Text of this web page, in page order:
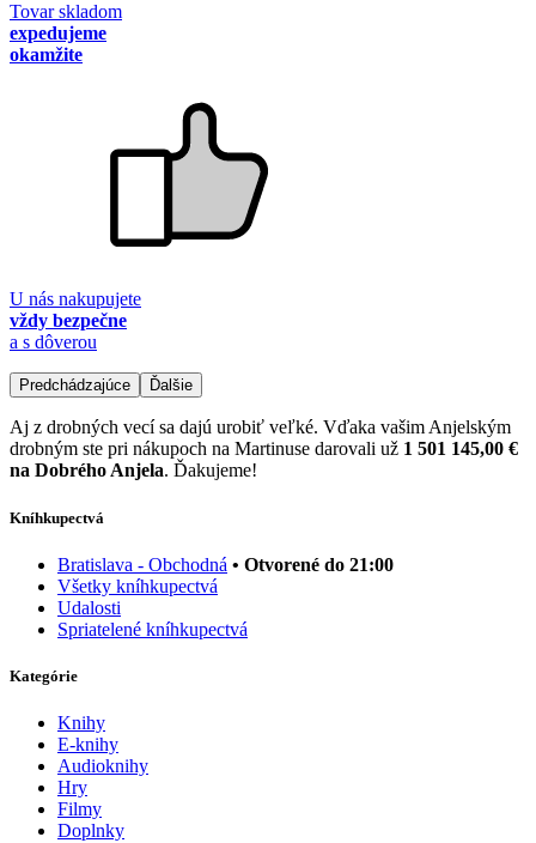
Tovar skladom
expedujeme
okamžite
U nás nakupujete
vždy bezpečne
a s dôverou
Predchádzajúce Ďalšie
Aj z drobných vecí sa dajú urobiť veľké. Vďaka vašim Anjelským
drobným ste pri nákupoch na Martinuse darovali už 1 501 145,00 €
na Dobrého Anjela. Ďakujeme!
Kníhkupectvá
Bratislava - Obchodná • Otvorené do 21:00
Všetky kníhkupectvá
Udalosti
Spriatelené kníhkupectvá
Kategórie
Knihy
E-knihy
Audioknihy
Hry
Filmy
Doplnky